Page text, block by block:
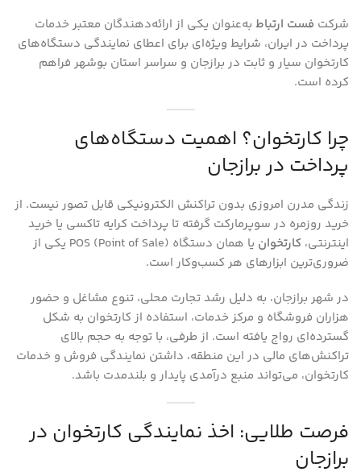
شرکت فست ارتباط به‌عنوان یکی از ارائه‌دهندگان معتبر خدمات
پرداخت در ایران، شرایط ویژه‌ای برای اعطای نمایندگی دستگاه‌های
کارتخوان سیار و ثابت در برازجان و سراسر استان بوشهر فراهم
کرده است.
چرا کارتخوان؟ اهمیت دستگاه‌های
پرداخت در برازجان
زندگی مدرن امروزی بدون تراکنش الکترونیکی قابل تصور نیست. از
خرید روزمره در سوپرمارکت گرفته تا پرداخت کرایه تاکسی یا خرید
اینترنتی، کارتخوان
یا همان دستگاه POS (Point of Sale) یکی از
ضروری‌ترین ابزارهای هر کسب‌وکار است.
در شهر برازجان، به دلیل رشد تجارت محلی، تنوع مشاغل و حضور
هزاران فروشگاه و مرکز خدمات، استفاده از کارتخوان به شکل
گسترده‌ای رواج یافته است. از طرفی، با توجه به حجم بالای
تراکنش‌های مالی در این منطقه، داشتن نمایندگی فروش و خدمات
کارتخوان، می‌تواند منبع درآمدی پایدار و بلندمدت باشد.
فرصت طلایی: اخذ نمایندگی کارتخوان در
برازجان